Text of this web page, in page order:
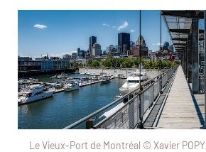
Le Vieux-Port de Montréal © Xavier